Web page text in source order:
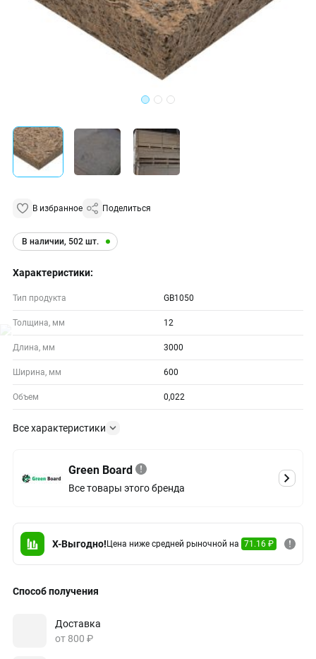
В избранное Поделиться
В наличии, 502 шт.
Характеристики:
Тип продукта GB1050
Толщина, мм 12
Длина, мм 3000
Ширина, мм 600
Объем 0,022
Все характеристики
Green Board
Все товары этого бренда
X-Выгодно! Цена ниже средней рыночной на 71.16 ₽
Способ получения
Доставка
от 800 ₽